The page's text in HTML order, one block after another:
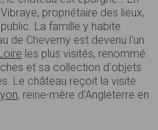
propriétaire des lieux,
La famille y habite
de Cheverny est devenu l'un
les plus visités, renommé
et sa collection d'objets
Le château reçoit la visite
, reine-mère d'Angleterre en